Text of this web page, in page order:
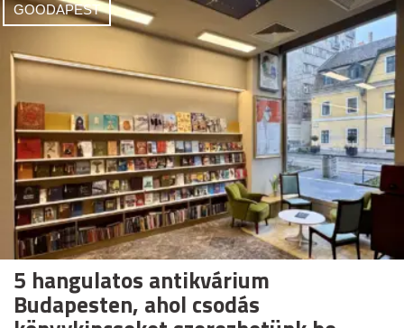
GOODAPEST
5 hangulatos antikvárium
Budapesten, ahol csodás